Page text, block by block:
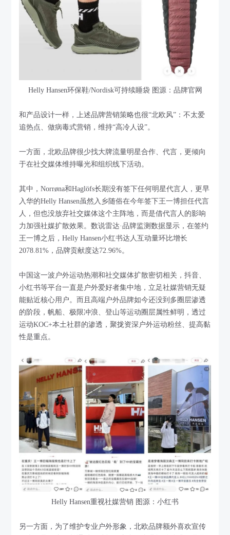
Helly Hansen环保鞋/Nordisk可持续睡袋 图源：品牌官网
和产品设计一样，上述品牌营销策略也很“北欧风”：不太爱
追热点、做病毒式营销，维持“高冷人设”。
一方面，北欧品牌很少找大牌流量明星合作、代言，更倾向
于在社交媒体维持曝光和组织线下活动。
其中，Norrøna和Haglöfs长期没有签下任何明星代言人，更早
入华的Helly Hansen虽然入乡随俗在今年签下王一博担任代言
人，但也没放弃社交媒体这个主阵地，而是借代言人的影响
力加强社媒扩散效果。数说雷达·品牌监测数据显示，在签约
王一博之后，Helly Hansen小红书达人互动量环比增长
2078.81%，品牌贡献度达72.96%。
中国这一波户外运动热潮和社交媒体扩散密切相关，抖音、
小红书等平台一直是户外爱好者集中地，立足社媒营销无疑
能贴近核心用户。而且高端户外品牌如今还没到多圈层渗透
的阶段，帆船、极限冲浪、登山等运动圈层属性鲜明，透过
运动KOC+本土社群的渗透，聚拢资深户外运动粉丝、提高黏
性是重点。
Helly Hansen重视社媒营销 图源：小红书
另一方面，为了维护专业户外形象，北欧品牌额外喜欢宣传